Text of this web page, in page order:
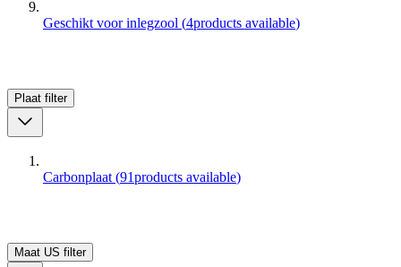
Geschikt voor inlegzool (4products available)
Plaat filter
Carbonplaat (91products available)
Maat US filter